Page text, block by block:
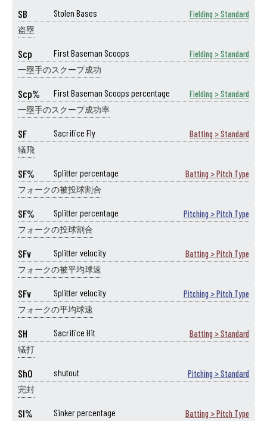
SB Stolen Bases Fielding > Standard
盗塁
Scp First Baseman Scoops Fielding > Standard
一塁手のスクープ成功
Scp% First Baseman Scoops percentage Fielding > Standard
一塁手のスクープ成功率
SF Sacrifice Fly Batting > Standard
犠飛
SF% Splitter percentage Batting > Pitch Type
フォークの被投球割合
SF% Splitter percentage Pitching > Pitch Type
フォークの投球割合
SFv Splitter velocity Batting > Pitch Type
フォークの被平均球速
SFv Splitter velocity Pitching > Pitch Type
フォークの平均球速
SH Sacrifice Hit Batting > Standard
犠打
ShO shutout Pitching > Standard
完封
SI% Sinker percentage Batting > Pitch Type